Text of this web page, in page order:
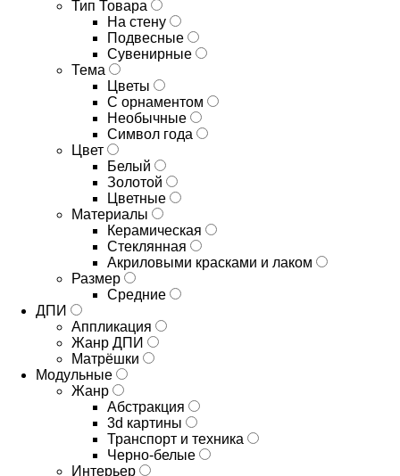
Тип Товара
На стену
Подвесные
Сувенирные
Тема
Цветы
С орнаментом
Необычные
Символ года
Цвет
Белый
Золотой
Цветные
Материалы
Керамическая
Стеклянная
Акриловыми красками и лаком
Размер
Средние
ДПИ
Аппликация
Жанр ДПИ
Матрёшки
Модульные
Жанр
Абстракция
3d картины
Транспорт и техника
Черно-белые
Интерьер